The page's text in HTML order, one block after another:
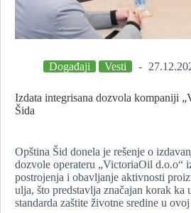
Događaji Vesti
Izdata integrisana dozvola kompaniji
Šida
Opština Šid donela je rešenje o
dozvole operateru „VictoriaOil d.o.o“
postrojenja i obavljanje aktivnosti
ulja, što predstavlja značajan korak ka
standarda zaštite životne sredine u